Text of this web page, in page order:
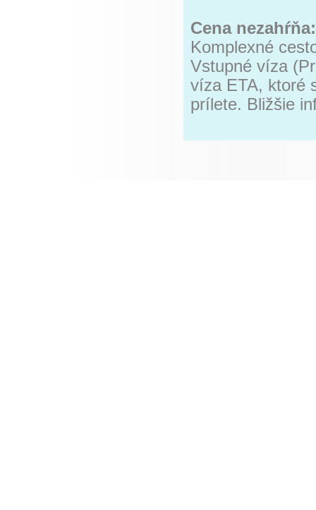
Cena nezahŕňa:
Komplexné
Vstupné víza
víza ETA, ktoré
prílete. Bližšie